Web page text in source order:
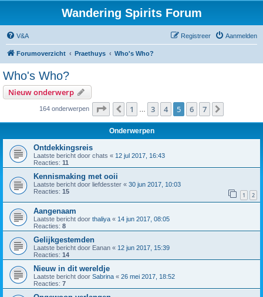
Wandering Spirits Forum
V&A Aanmelden
Registreer
Forumoverzicht Praethuys Who's Who?
Who's Who?
Nieuw onderwerp
164 onderwerpen Pagina van
Vorige
1 3 4 5 6 7
Onderwerpen
Ontdekkingsreis
Laatste bericht door chats « 12 jul 2017, 16:43
Reacties: 11
Kennismaking met ooii
Laatste bericht door liefdesster « 30 jun 2017, 10:03
Reacties: 15 1 2
Aangenaam
Laatste bericht door thaliya « 14 jun 2017, 08:05
Reacties: 8
Gelijkgestemden
Laatste bericht door Eanan « 12 jun 2017, 15:39
Reacties: 14
Nieuw in dit wereldje
Laatste bericht door Sabrina « 26 mei 2017, 18:52
Reacties: 7